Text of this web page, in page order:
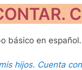
básico en español.
hijos. Cuenta